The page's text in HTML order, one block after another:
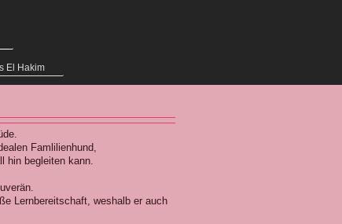
El Hakim
Famlilienhund,
hin begleiten kann.
Lernbereitschaft, weshalb er auch